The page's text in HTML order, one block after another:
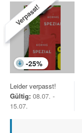
Verpasst!
-25%
Leider verpasst!
Gültig: 08.07. -
15.07.